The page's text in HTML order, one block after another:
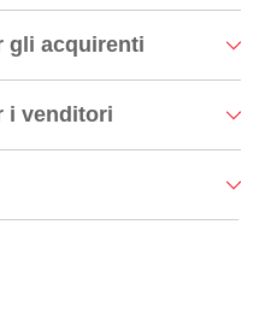
gli acquirenti
i venditori